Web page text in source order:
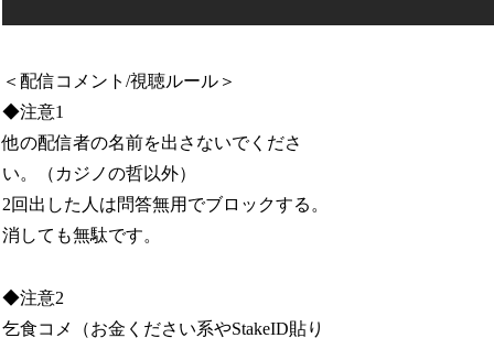
＜配信コメント/視聴ルール＞
◆注意1
他の配信者の名前を出さないでくださ
い。（カジノの哲以外）
2回出した人は問答無用でブロックする。
消しても無駄です。
◆注意2
乞食コメ（お金ください系やStakeID貼り